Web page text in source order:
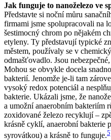
Jak funguje to nanoželezo ve
Představte si noční můru
firmami jsme spolupracovali na
šestimocný chrom po nějakém
etyleny. Ty představují typické
městem, používaly se v
odmašťovadlo. Jsou
Mohou se obvykle docela
bakterií. Jenomže je-li tam
vysoký redox potenciál a
bakterie. Ukázali jsme, že
a umožní anaerobním bakteriím
zoxidované železo recyklují –
krásně cyklí, anaerobní bakterie
syrovátkou) a krásně to funguje.